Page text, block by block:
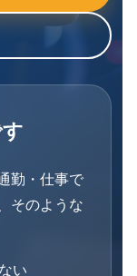
勤・仕事で
そのような
い